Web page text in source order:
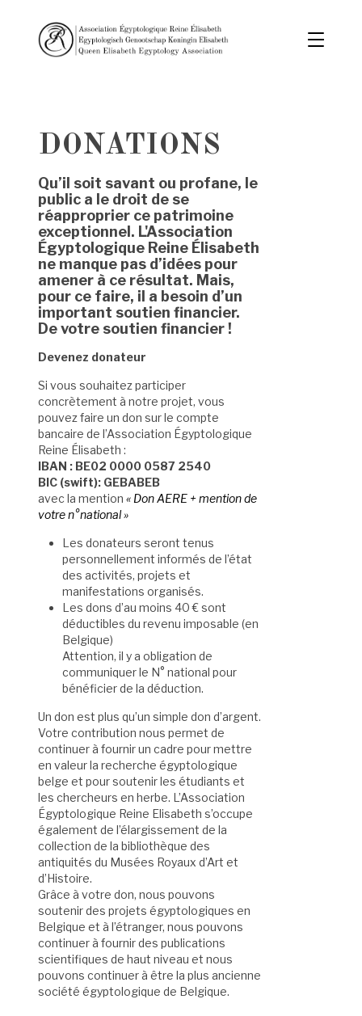
DONATIONS
Qu’il soit savant ou profane, le
public a le droit de se
réapproprier ce patrimoine
exceptionnel. L'Association
Égyptologique Reine Élisabeth
ne manque pas d’idées pour
amener à ce résultat. Mais,
pour ce faire, il a besoin d’un
important soutien financier.
De votre soutien financier !
Devenez donateur
Si vous souhaitez participer
concrètement à notre projet, vous
pouvez faire un don sur le compte
bancaire de l’Association Égyptologique
Reine Élisabeth :
IBAN : BE02 0000 0587 2540
BIC (swift): GEBABEB
avec la mention« Don AERE + mention de
votre n°national »
Les donateurs seront tenus
personnellement informés de l’état
des activités, projets et
manifestations organisés.
Les dons d’au moins 40 € sont
déductibles du revenu imposable (en
Belgique)
Attention, il y a obligation de
communiquer le N° national pour
bénéficier de la déduction.
Un don est plus qu’un simple don d’argent.
Votre contribution nous permet de
continuer à fournir un cadre pour mettre
en valeur la recherche égyptologique
belge et pour soutenir les étudiants et
les chercheurs en herbe. L’Association
Égyptologique Reine Elisabeth s’occupe
également de l’élargissement de la
collection de la bibliothèque des
antiquités du Musées Royaux d’Art et
d’Histoire.
Grâce à votre don, nous pouvons
soutenir des projets égyptologiques en
Belgique et à l’étranger, nous pouvons
continuer à fournir des publications
scientifiques de haut niveau et nous
pouvons continuer à être la plus ancienne
société égyptologique de Belgique.